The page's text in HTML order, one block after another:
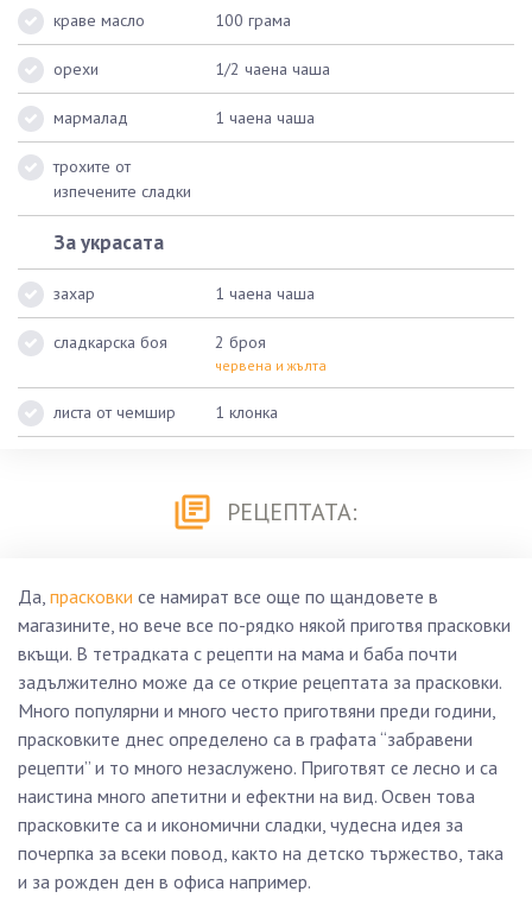
краве масло 100 грама
орехи 1/2 чаена чаша
мармалад 1 чаена чаша
трохите от
изпечените сладки
За украсата
захар 1 чаена чаша
сладкарска боя 2 броя
червена и жълта
листа от чемшир 1 клонка
РЕЦЕПТАТА:
Да, прасковки се намират все още по щандовете в
магазините, но вече все по-рядко някой приготвя прасковки
вкъщи. В тетрадката с рецепти на мама и баба почти
задължително може да се открие рецептата за прасковки.
Много популярни и много често приготвяни преди години,
прасковките днес определено са в графата “забравени
рецепти” и то много незаслужено. Приготвят се лесно и са
наистина много апетитни и ефектни на вид. Освен това
прасковките са и икономични сладки, чудесна идея за
почерпка за всеки повод, както на детско тържество, така
и за рожден ден в офиса например.